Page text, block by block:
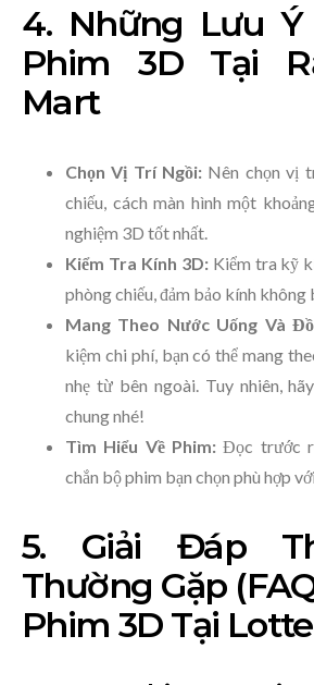
4. Những Lưu Ý
Phim 3D Tại
Mart
Chọn Vị Trí Ngồi: Nên chọn vị
chiếu, cách màn hình một
nghiệm 3D tốt nhất.
Kiểm Tra Kính 3D:Kiểm tra kỹ
phòng chiếu, đảm bảo kính không
Mang Theo Nước Uống Và
kiệm chi phí, bạn có thể mang
nhẹ từ bên ngoài. Tuy nhiên,
chung nhé!
Tìm Hiểu Về Phim: Đọc trước
chắn bộ phim bạn chọn phù hợp
5. Giải Đáp
Thường Gặp
Phim 3D Tại